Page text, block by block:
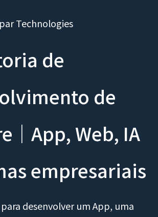
Technologies
de
de
｜App, Web, IA
empresariais
desenvolver um App, uma